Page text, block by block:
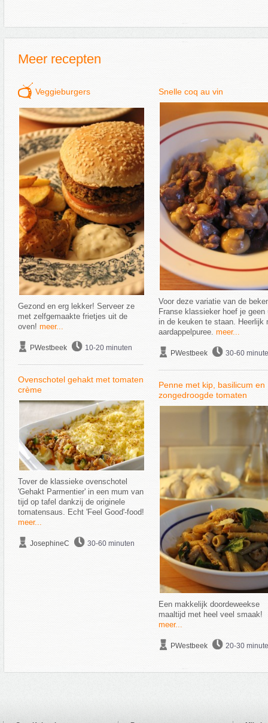
Meer recepten
Veggieburgers
Gezond en erg lekker! Serveer ze
met zelfgemaakte frietjes uit de
oven! meer...
PWestbeek 10-20 minuten
Ovenschotel gehakt met tomaten
crème
Tover de klassieke ovenschotel
'Gehakt Parmentier' in een mum van
tijd op tafel dankzij de originele
tomatensaus. Echt 'Feel Good'-food!
meer...
JosephineC 30-60 minuten
Snelle coq au vin
Voor deze variatie van de
Franse klassieker hoef je geen
in de keuken te staan. Heerlijk
aardappelpuree. meer...
PWestbeek 30-60
Penne met kip, basilicum en
zongedroogde tomaten
Een makkelijk doordeweekse
maaltijd met heel veel smaak!
meer...
PWestbeek 20-30